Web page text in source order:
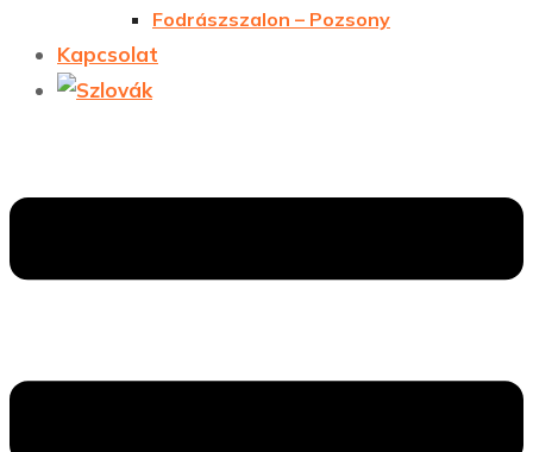
Fodrászszalon – Pozsony
Kapcsolat